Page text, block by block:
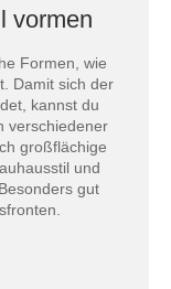
vormen
Formen, wie
Damit sich der
kannst du
verschiedener
großflächige
und
gut